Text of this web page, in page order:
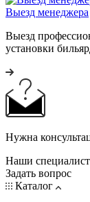
Выезд менеджера
Выезд
установки
Нужна
Наши
Задать вопрос
Каталог